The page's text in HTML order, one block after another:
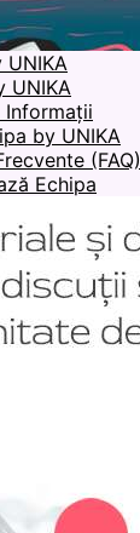
UNIKA
UNIKA
Informații
by UNIKA
(FAQ)
Echipa